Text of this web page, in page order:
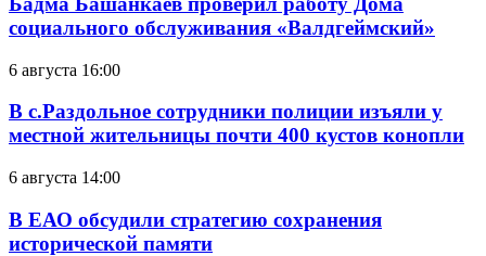
социального обслуживания «Валдгеймский»
6 августа 16:00
В с.Раздольное сотрудники полиции изъяли у
местной жительницы почти 400 кустов конопли
6 августа 14:00
В ЕАО обсудили стратегию сохранения
исторической памяти